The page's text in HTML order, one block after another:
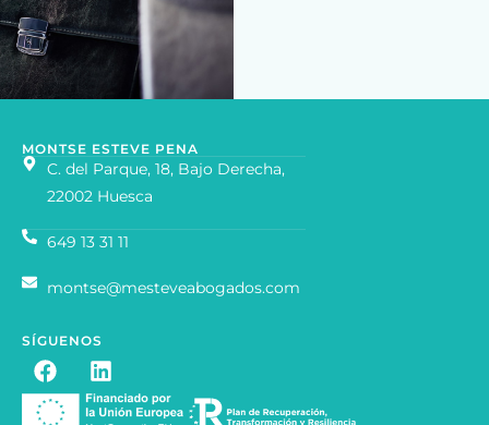
MONTSE ESTEVE PENA
C. del Parque, 18, Bajo Derecha,
22002 Huesca
649 13 31 11
montse@mesteveabogados.com
SÍGUENOS